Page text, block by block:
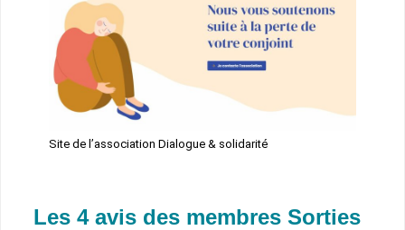
Site de l’association Dialogue & solidarité
Les 4 avis des membres Sorties